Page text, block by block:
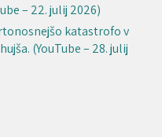
– 22. julij 2026)
katastrofo v
(YouTube – 28. julij